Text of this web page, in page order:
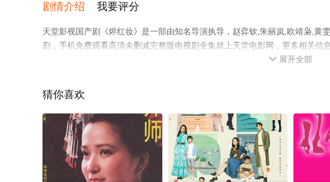
剧情介绍 我要评分
天堂影视国产剧《烬红妆》是一部由知名导演执导，赵弈钦,朱丽岚,欧靖枭,黄
剧，手机免费观看高清未删减完整版电视剧全集就上天堂电影网，更多相关信
 展开全部
猜你喜欢